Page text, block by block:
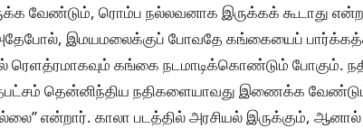
வேண்டும், ரொம்ப நல்லவனாக இருக்கக் கூடாது
இமயமலைக்குப் போவதே கங்கையைப்
ரெளத்ரமாகவும் கங்கை நடமாடிக்கொண்டும் போகும்.
தென்னிந்திய நதிகளையாவது இணைக்க
என்றார். காலா படத்தில் அரசியல் இருக்கும்,